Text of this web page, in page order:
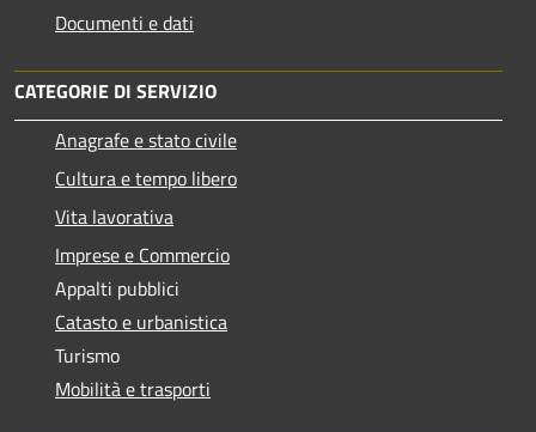
Documenti e dati
CATEGORIE DI SERVIZIO
Anagrafe e stato civile
Cultura e tempo libero
Vita lavorativa
Imprese e Commercio
Appalti pubblici
Catasto e urbanistica
Turismo
Mobilità e trasporti